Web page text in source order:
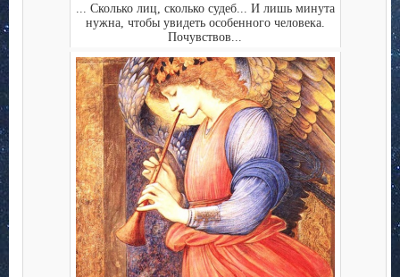
... Сколько лиц, сколько судеб... И лишь минута
нужна, чтобы увидеть особенного человека.
Почувствов...